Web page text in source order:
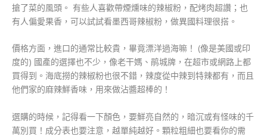
搶了菜的風頭。 有些人喜歡帶煙燻味的辣椒粉，配烤肉超讚；也
有人偏愛果香，可以試試看墨西哥辣椒粉，做異國料理很搭。
價格方面，進口的通常比較貴，畢竟漂洋過海嘛！ (像是美國或印
度的) 國產的選擇也不少，像老干媽、鹃城牌，在超市或網路上都
買得到。海底撈的辣椒粉也很不錯，辣度從中辣到特辣都有，而且
他們家的麻辣鮮香味，用來做沾醬超棒的！
選購的時候，記得看一下顏色，要鮮亮自然的，暗沉或有怪味的千
萬別買！成分表也要注意，越單純越好。顆粒粗細也要看你的需